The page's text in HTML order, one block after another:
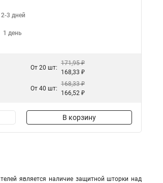
2-3 дней
1 день
От 20 шт:
171,95 ₽
168,33 ₽
От 40 шт:
168,33 ₽
166,52 ₽
В корзину
является наличие защитной шторки над